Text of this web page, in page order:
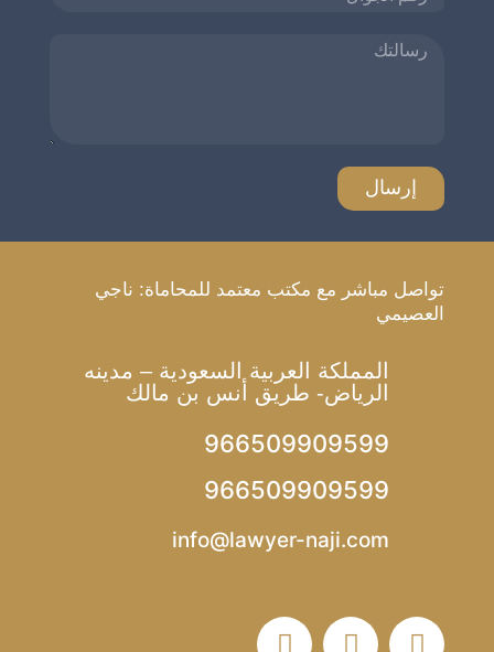
تواصل مباشر مع مكتب معتمد للمحاماة: ناجي
العصيمي
المملكة العربية السعودية – مدينه
الرياض- طريق أنس بن مالك
966509909599
966509909599
info@lawyer-naji.com